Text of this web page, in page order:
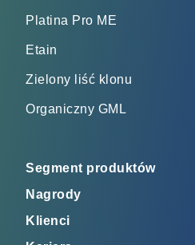
Platina Pro ME
Etain
Zielony liść klonu
Organiczny GML
Segment produktów
Nagrody
Klienci